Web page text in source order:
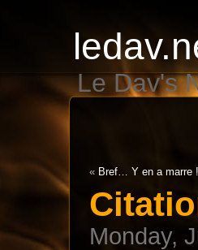
Le Dav's
« Bref… Y en a marre !
Monday,